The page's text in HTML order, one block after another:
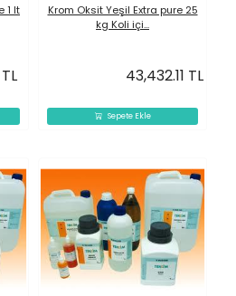
1 lt
Sepete Ekle
Krom Oksit Yeşil Extra pure 25
kg Koli içi...
43,432.11 TL